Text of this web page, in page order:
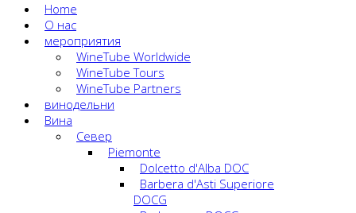
Home
О нас
мероприятия
WineTube Worldwide
WineTube Tours
WineTube Partners
винодельни
Вина
Cевер
Piemonte
Dolcetto d'Alba DOC
Barbera d'Asti Superiore
DOCG